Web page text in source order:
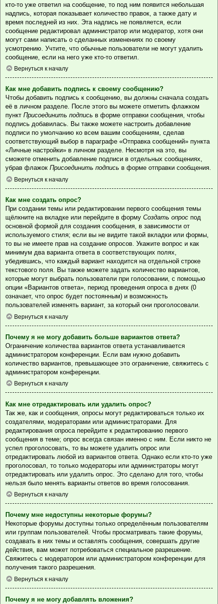
кто-то уже ответил на сообщение, то под ним появится небольшая
надпись, которая показывает количество правок, а также дату и
время последней из них. Эта надпись не появляется, если
сообщение редактировал администратор или модератор, хотя они
могут сами написать о сделанных изменениях по своему
усмотрению. Учтите, что обычные пользователи не могут удалить
сообщение, если на него уже кто-то ответил.
Вернуться к началу
Как мне добавить подпись к своему сообщению?
Чтобы добавить подпись к сообщению, вы должны сначала создать
её в личном разделе. После этого вы можете отметить флажком
пункт Присоединить подпись в форме отправки сообщения, чтобы
подпись добавилась. Вы также можете настроить добавление
подписи по умолчанию ко всем вашим сообщениям, сделав
соответствующий выбор в параграфе «Отправка сообщений» пункта
«Личные настройки» в личном разделе. Несмотря на это, вы
сможете отменить добавление подписи в отдельных сообщениях,
убрав флажок Присоединить подпись в форме отправки сообщения.
Вернуться к началу
Как мне создать опрос?
При создании темы или редактировании первого сообщения темы
щёлкните на вкладке или перейдите в форму Создать опрос под
основной формой для создания сообщения, в зависимости от
используемого стиля; если вы не видите такой вкладки или формы,
то вы не имеете прав на создание опросов. Укажите вопрос и как
минимум два варианта ответа в соответствующих полях,
убедившись, что каждый вариант находится на отдельной строке
текстового поля. Вы также можете задать количество вариантов,
которые могут выбрать пользователи при голосовании, с помощью
опции «Вариантов ответа», период проведения опроса в днях (0
означает, что опрос будет постоянным) и возможность
пользователей изменять вариант, за который они проголосовали.
Вернуться к началу
Почему я не могу добавить больше вариантов ответа?
Ограничение количества вариантов ответа устанавливается
администратором конференции. Если вам нужно добавить
количество вариантов, превышающее это ограничение, свяжитесь с
администратором конференции.
Вернуться к началу
Как мне отредактировать или удалить опрос?
Так же, как и сообщения, опросы могут редактироваться только их
создателями, модераторами или администраторами. Для
редактирования опроса перейдите к редактированию первого
сообщения в теме; опрос всегда связан именно с ним. Если никто не
успел проголосовать, то вы можете удалить опрос или
отредактировать любой из вариантов ответа. Однако если кто-то уже
проголосовал, то только модераторы или администраторы могут
отредактировать или удалить опрос. Это сделано для того, чтобы
нельзя было менять варианты ответов во время голосования.
Вернуться к началу
Почему мне недоступны некоторые форумы?
Некоторые форумы доступны только определённым пользователям
или группам пользователей. Чтобы просматривать такие форумы,
создавать в них темы и оставлять сообщения, совершать другие
действия, вам может потребоваться специальное разрешение.
Свяжитесь с модератором или администратором конференции для
получения такого разрешения.
Вернуться к началу
Почему я не могу добавлять вложения?